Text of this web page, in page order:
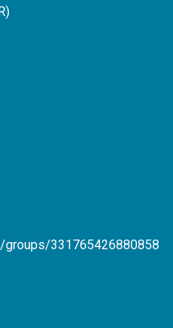
331765426880858